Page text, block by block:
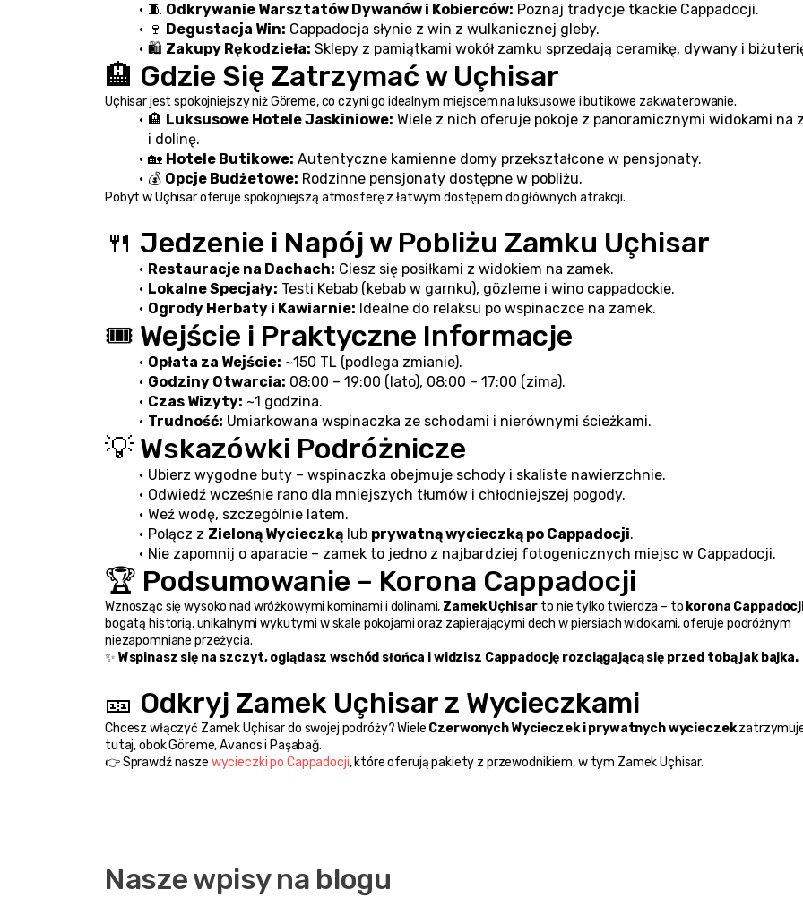
🧵 Odkrywanie Warsztatów Dywanów i Kobierców: Poznaj tradycje tkackie Cappadocji.
🍷 Degustacja Win: Cappadocja słynie z win z wulkanicznej gleby.
🛍️ Zakupy Rękodzieła: Sklepy z pamiątkami wokół zamku sprzedają ceramikę, dywany i
🏨 Gdzie Się Zatrzymać w Uçhisar
Uçhisar jest spokojniejszy niż Göreme, co czyni go idealnym miejscem na luksusowe i butikowe zakwaterowanie.
🏨 Luksusowe Hotele Jaskiniowe: Wiele z nich oferuje pokoje z panoramicznymi widokami na
i dolinę.
🏡 Hotele Butikowe: Autentyczne kamienne domy przekształcone w pensjonaty.
💰 Opcje Budżetowe: Rodzinne pensjonaty dostępne w pobliżu.
Pobyt w Uçhisar oferuje spokojniejszą atmosferę z łatwym dostępem do głównych atrakcji.
🍴 Jedzenie i Napój w Pobliżu Zamku Uçhisar
Restauracje na Dachach: Ciesz się posiłkami z widokiem na zamek.
Lokalne Specjały: Testi Kebab (kebab w garnku), gözleme i wino cappadockie.
Ogrody Herbaty i Kawiarnie: Idealne do relaksu po wspinaczce na zamek.
🎟️ Wejście i Praktyczne Informacje
Opłata za Wejście: ~150 TL (podlega zmianie).
Godziny Otwarcia: 08:00 – 19:00 (lato), 08:00 – 17:00 (zima).
Czas Wizyty: ~1 godzina.
Trudność: Umiarkowana wspinaczka ze schodami i nierównymi ścieżkami.
💡 Wskazówki Podróżnicze
Ubierz wygodne buty – wspinaczka obejmuje schody i skaliste nawierzchnie.
Odwiedź wcześnie rano dla mniejszych tłumów i chłodniejszej pogody.
Weź wodę, szczególnie latem.
Połącz z Zieloną Wycieczką lub prywatną wycieczką po Cappadocji.
Nie zapomnij o aparacie – zamek to jedno z najbardziej fotogenicznych miejsc w Cappadocji.
🏆 Podsumowanie – Korona Cappadocji
Wznosząc się wysoko nad wróżkowymi kominami i dolinami, Zamek Uçhisar to nie tylko twierdza – to korona
bogatą historią, unikalnymi wykutymi w skale pokojami oraz zapierającymi dech w piersiach widokami, oferuje podróżnym
niezapomniane przeżycia.
✨ Wspinasz się na szczyt, oglądasz wschód słońca i widzisz Cappadocję rozciągającą się przed tobą jak bajka.
🎫 Odkryj Zamek Uçhisar z Wycieczkami
Chcesz włączyć Zamek Uçhisar do swojej podróży? Wiele Czerwonych Wycieczek i prywatnych wycieczek
tutaj, obok Göreme, Avanos i Paşabağ.
👉 Sprawdź nasze wycieczki po Cappadocji, które oferują pakiety z przewodnikiem, w tym Zamek Uçhisar.
Nasze wpisy na blogu